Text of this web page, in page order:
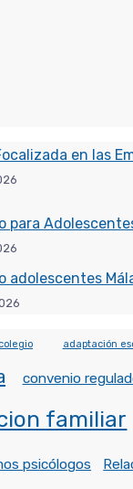
en las
para
adolescentes
adaptación
convenio
familiar
psicólogos